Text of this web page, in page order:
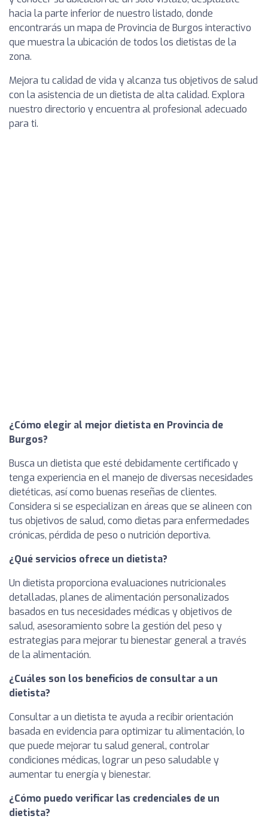
hacia la parte inferior de nuestro listado, donde
encontrarás un mapa de Provincia de Burgos interactivo
que muestra la ubicación de todos los dietistas de la
zona.
Mejora tu calidad de vida y alcanza tus objetivos de salud
con la asistencia de un dietista de alta calidad. Explora
nuestro directorio y encuentra al profesional adecuado
para ti.
¿Cómo elegir al mejor dietista en Provincia de
Burgos?
Busca un dietista que esté debidamente certificado y
tenga experiencia en el manejo de diversas necesidades
dietéticas, así como buenas reseñas de clientes.
Considera si se especializan en áreas que se alineen con
tus objetivos de salud, como dietas para enfermedades
crónicas, pérdida de peso o nutrición deportiva.
¿Qué servicios ofrece un dietista?
Un dietista proporciona evaluaciones nutricionales
detalladas, planes de alimentación personalizados
basados en tus necesidades médicas y objetivos de
salud, asesoramiento sobre la gestión del peso y
estrategias para mejorar tu bienestar general a través
de la alimentación.
¿Cuáles son los beneficios de consultar a un
dietista?
Consultar a un dietista te ayuda a recibir orientación
basada en evidencia para optimizar tu alimentación, lo
que puede mejorar tu salud general, controlar
condiciones médicas, lograr un peso saludable y
aumentar tu energía y bienestar.
¿Cómo puedo verificar las credenciales de un
dietista?